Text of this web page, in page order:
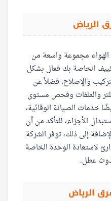
الرياض
مجموعة واسعة من
الخاصة بك فعال بشكل
والإصلاح، فضلاً عن
والملفات وفحص مستوى
خدمات الصيانة الوقائية،
الأجزاء، للتأكد من أن
إلى ذلك، توفر الشركة
لاستعادة الوحدة الخاصة
عطل.
الرياض